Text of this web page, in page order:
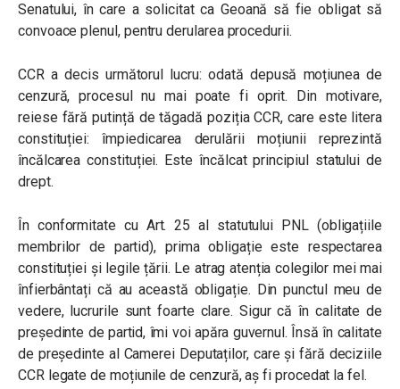
Senatului, în care a solicitat ca Geoană să fie obligat să
convoace plenul, pentru derularea procedurii.
CCR a decis următorul lucru: odată depusă moțiunea de
cenzură, procesul nu mai poate fi oprit. Din motivare,
reiese fără putință de tăgadă poziția CCR, care este litera
constituției: împiedicarea derulării moțiunii reprezintă
încălcarea constituției. Este încălcat principiul statului de
drept.
În conformitate cu Art. 25 al statutului PNL (obligațiile
membrilor de partid), prima obligație este respectarea
constituției și legile țării. Le atrag atenția colegilor mei mai
înfierbântați că au această obligație. Din punctul meu de
vedere, lucrurile sunt foarte clare. Sigur că în calitate de
președinte de partid, îmi voi apăra guvernul. Însă în calitate
de președinte al Camerei Deputaților, care și fără deciziile
CCR legate de moțiunile de cenzură, aș fi procedat la fel.